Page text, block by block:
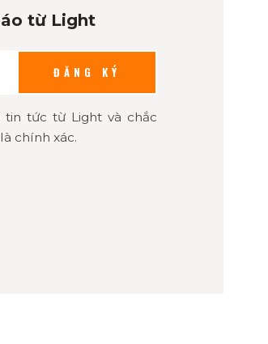
từ Light
ĐĂNG KÝ
tin tức từ Light và chắc
chính xác.